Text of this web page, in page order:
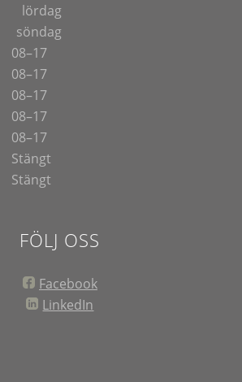
lördag
söndag
08–17
08–17
08–17
08–17
08–17
Stängt
Stängt
FÖLJ OSS
Facebook
LinkedIn